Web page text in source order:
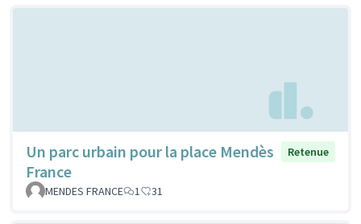
Un parc urbain pour la place Mendès
France
Retenue
MENDES FRANCE 1 31